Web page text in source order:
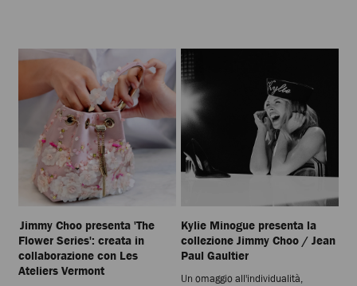
Jimmy Choo presenta 'The
Flower Series': creata in
collaborazione con Les
Ateliers Vermont
Kylie Minogue presenta la
collezione Jimmy Choo / Jean
Paul Gaultier
Un omaggio all'individualità,